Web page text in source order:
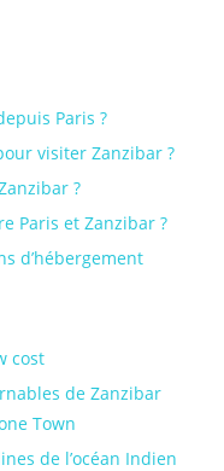
Paris ?
visiter Zanzibar ?
?
Paris et Zanzibar ?
d’hébergement
cost
de Zanzibar
Town
de l’océan Indien